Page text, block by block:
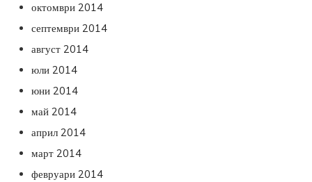
октомври 2014
септември 2014
август 2014
юли 2014
юни 2014
май 2014
април 2014
март 2014
февруари 2014